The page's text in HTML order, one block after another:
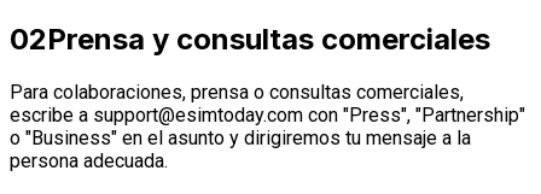
02Prensa y consultas comerciales
Para colaboraciones, prensa o consultas comerciales,
escribe a support@esimtoday.com con "Press", "Partnership"
o "Business" en el asunto y dirigiremos tu mensaje a la
persona adecuada.